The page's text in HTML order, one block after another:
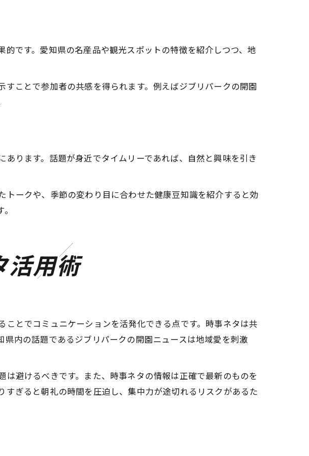
り上げる朝礼術
のコツと工夫
ポイント
です。愛知県の名産品や観光スポットの特徴を紹介しつつ、地
ことで参加者の共感を得られます。例えばジブリパークの開園
ります。話題が身近でタイムリーであれば、自然と興味を引き
ークや、季節の変わり目に合わせた健康豆知識を紹介すると効
活用術
とでコミュニケーションを活発化できる点です。時事ネタは共
内の話題であるジブリパークの開園ニュースは地域愛を刺激
避けるべきです。また、時事ネタの情報は正確で最新のものを
ぎると朝礼の時間を圧迫し、集中力が途切れるリスクがあるた